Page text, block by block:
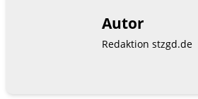
Autor
Redaktion stzgd.de